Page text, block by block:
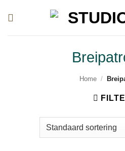
Home /